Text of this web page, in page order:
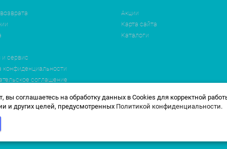
и сервис
конфиденциальности
соглашение
Акции
Карта сайта
Каталоги
работать по новому адресу.
вы соглашаетесь на обработку данных в Cookies для корректной
и других целей, предусмотренных Политикой конфиденциальности.